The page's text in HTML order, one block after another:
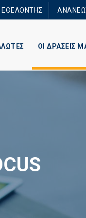
ΕΘΕΛΟΝΤΗΣ
ΟΙ ΔΡΑΣΕΙΣ